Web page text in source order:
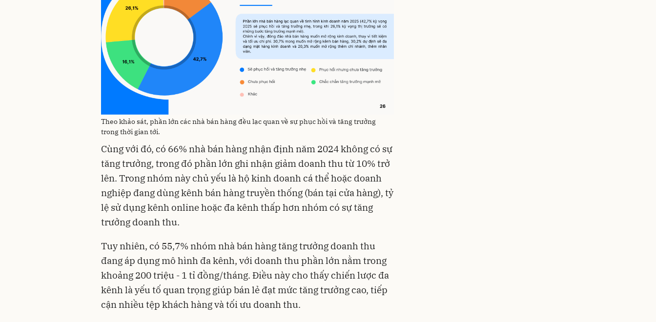
Theo khảo sát, phần lớn các nhà bán hàng đều lạc quan về sự phục hồi và tăng trưởng
trong thời gian tới.
Cùng với đó, có 66% nhà bán hàng nhận định năm 2024 không có sự
tăng trưởng, trong đó phần lớn ghi nhận giảm doanh thu từ 10% trở
lên. Trong nhóm này chủ yếu là hộ kinh doanh cá thể hoặc doanh
nghiệp đang dùng kênh bán hàng truyền thống (bán tại cửa hàng), tỷ
lệ sử dụng kênh online hoặc đa kênh thấp hơn nhóm có sự tăng
trưởng doanh thu.
Tuy nhiên, có 55,7% nhóm nhà bán hàng tăng trưởng doanh thu
đang áp dụng mô hình đa kênh, với doanh thu phần lớn nằm trong
khoảng 200 triệu - 1 tỉ đồng/tháng. Điều này cho thấy chiến lược đa
kênh là yếu tố quan trọng giúp bán lẻ đạt mức tăng trưởng cao, tiếp
cận nhiều tệp khách hàng và tối ưu doanh thu.